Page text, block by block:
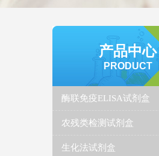
产品中心
PRODUCT
酶联免疫ELISA试剂盒
农残类检测试剂盒
生化法试剂盒